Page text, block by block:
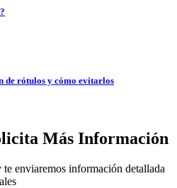
de rótulos y cómo evitarlos
Más Información
enviaremos información detallada